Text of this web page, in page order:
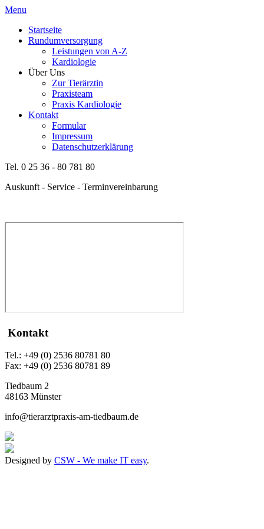
Menu
Startseite
Rundumversorgung
Leistungen von A-Z
Kardiologie
Über Uns
Zur Tierärztin
Praxisteam
Praxis Kardiologie
Kontakt
Formular
Impressum
Datenschutzerklärung
Tel. 0 25 36 - 80 781 80
Auskunft - Service - Terminvereinbarung
Kontakt
Tel.: +49 (0) 2536 80781 80
Fax: +49 (0) 2536 80781 89
Tiedbaum 2
48163 Münster
info@tierarztpraxis-am-tiedbaum.de
Designed by CSW - We make IT easy.